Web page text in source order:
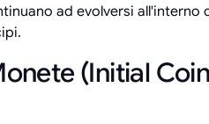
ad evolversi all'interno
(Initial